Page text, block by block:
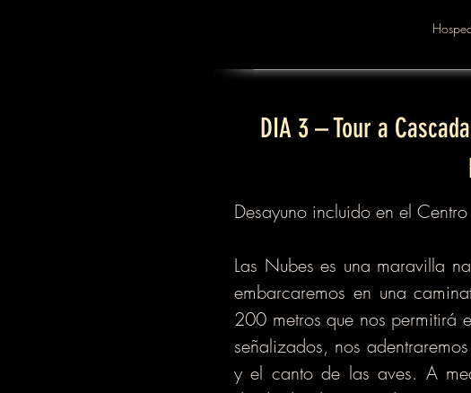
DIA 3 – Tour a
Desayuno incluido en el
Las Nubes es una maravilla
embarcaremos en una
200 metros que nos permitirá
señalizados, nos
y el canto de las aves. A